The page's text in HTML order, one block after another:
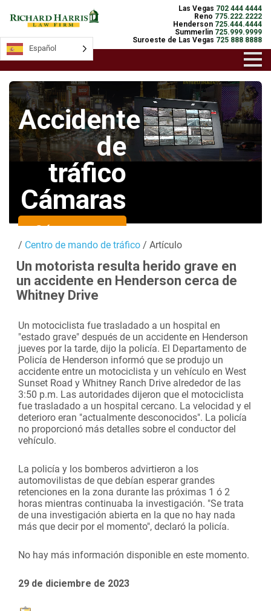
Las Vegas 702 444 4444
Reno 775.222.2222
Henderson 725.444.4444
Summerlin 725.999.9999
Suroeste de Las Vegas 725 888 8888
Accidente
de
tráfico
Cámaras
Cámaras en
directo
/ Centro de mando de tráfico / Artículo
Un motorista resulta herido grave en
un accidente en Henderson cerca de
Whitney Drive
Un motociclista fue trasladado a un hospital en
"estado grave" después de un accidente en Henderson
jueves por la tarde, dijo la policía. El Departamento de
Policía de Henderson informó que se produjo un
accidente entre un motociclista y un vehículo en West
Sunset Road y Whitney Ranch Drive alrededor de las
3:50 p.m. Las autoridades dijeron que el motociclista
fue trasladado a un hospital cercano. La velocidad y el
deterioro eran "actualmente desconocidos". La policía
no proporcionó más detalles sobre el conductor del
vehículo.
La policía y los bomberos advirtieron a los
automovilistas de que debían esperar grandes
retenciones en la zona durante las próximas 1 ó 2
horas mientras continuaba la investigación. "Se trata
de una investigación abierta en la que no hay nada
más que decir por el momento", declaró la policía.
No hay más información disponible en este momento.
29 de diciembre de 2023
Español
Español